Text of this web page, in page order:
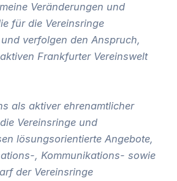
Veränderungen und
für die Vereinsringe
verfolgen den Anspruch,
Frankfurter Vereinswelt
als aktiver ehrenamtlicher
Vereinsringe und
lösungsorientierte Angebote,
, Kommunikations- sowie
der Vereinsringe